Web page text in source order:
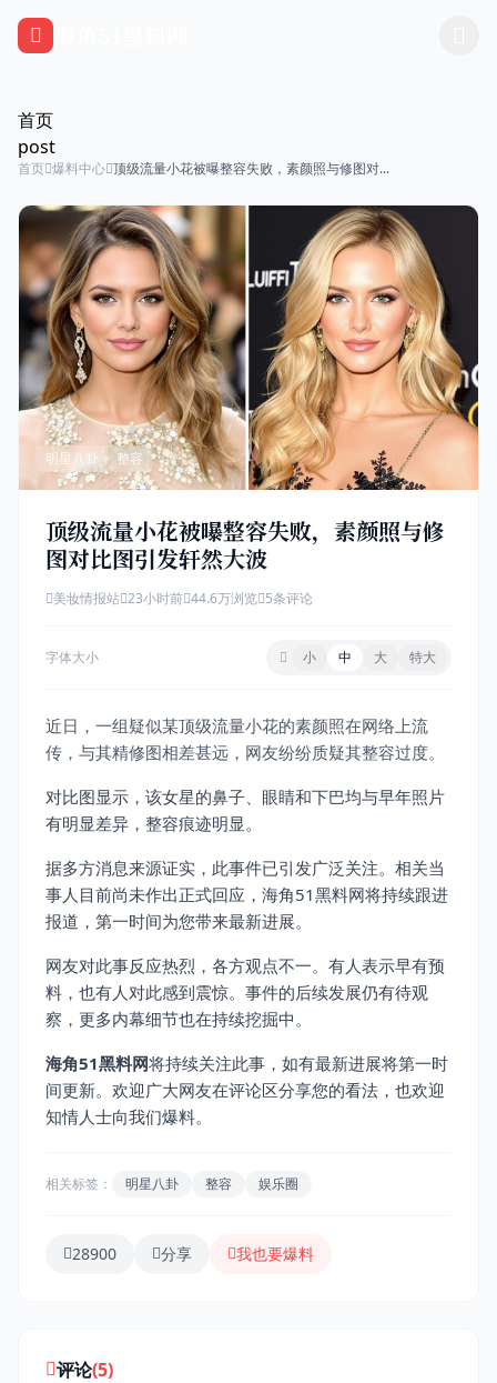
跳过导航
首页
post
首页 爆料中心 顶级流量小花被曝整容失败，素颜照与修图对...
明星八卦 整容
顶级流量小花被曝整容失败，素颜照与修
图对比图引发轩然大波
美妆情报站 23小时前 44.6万浏览 5条评论
字体大小 小 中 大 特大
近日，一组疑似某顶级流量小花的素颜照在网络上流
传，与其精修图相差甚远，网友纷纷质疑其整容过度。
对比图显示，该女星的鼻子、眼睛和下巴均与早年照片
有明显差异，整容痕迹明显。
据多方消息来源证实，此事件已引发广泛关注。相关当
事人目前尚未作出正式回应，海角51黑料网将持续跟进
报道，第一时间为您带来最新进展。
网友对此事反应热烈，各方观点不一。有人表示早有预
料，也有人对此感到震惊。事件的后续发展仍有待观
察，更多内幕细节也在持续挖掘中。
海角51黑料网将持续关注此事，如有最新进展将第一时
间更新。欢迎广大网友在评论区分享您的看法，也欢迎
知情人士向我们爆料。
相关标签： 明星八卦 整容 娱乐圈
28900 分享 我也要爆料
评论(5)